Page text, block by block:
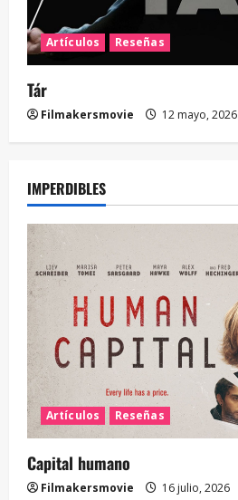
Artículos Reseñas
Tár
Filmakersmovie 12 mayo, 2026
IMPERDIBLES
Artículos Reseñas
Capital humano
Filmakersmovie 16 julio, 2026